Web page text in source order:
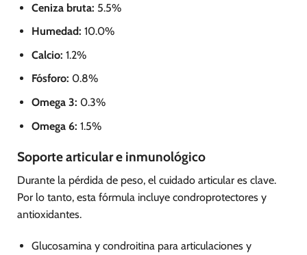
Ceniza bruta: 5.5%
Humedad: 10.0%
Calcio: 1.2%
Fósforo: 0.8%
Omega 3: 0.3%
Omega 6: 1.5%
Soporte articular e inmunológico
Durante la pérdida de peso, el cuidado articular es clave.
Por lo tanto, esta fórmula incluye condroprotectores y
antioxidantes.
Glucosamina y condroitina para articulaciones y